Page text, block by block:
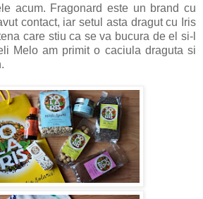
acum. Fragonard este un brand cu
contact, iar setul asta dragut cu Iris
care stiu ca se va bucura de el si-l
Melo am primit o caciula draguta si